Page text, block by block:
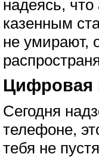
надеясь,
казенным
не умирают,
Цифровая
Сегодня
телефоне,
тебя не